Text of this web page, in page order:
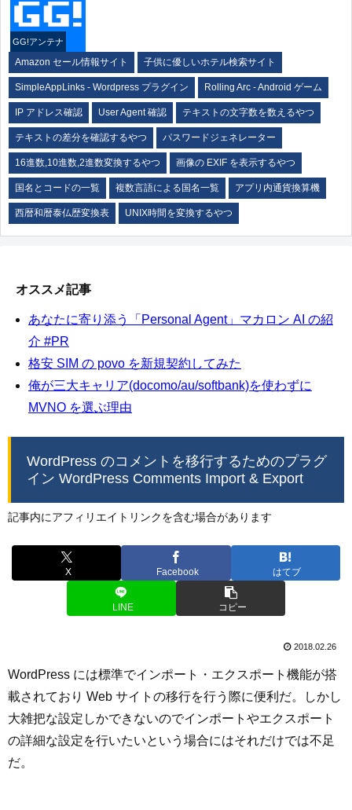
GG!アンテナ
Amazon セール情報サイト 子供に優しいホテル検索サイト
SimpleAppLinks - Wordpress プラグイン Rolling Arc - Android ゲーム
IP アドレス確認 User Agent 確認 テキストの文字数を数えるやつ
テキストの差分を確認するやつ パスワードジェネレーター
16進数,10進数,2進数変換するやつ 画像の EXIF を表示するやつ
国名とコードの一覧 複数言語による国名一覧 アプリ内通貨換算機
西暦和暦泰仏歴変換表 UNIX時間を変換するやつ
オススメ記事
あなたに寄り添う「Personal Agent」マカロン AI の紹
介 #PR
格安 SIM の povo を新規契約してみた
俺が三大キャリア(docomo/au/softbank)を使わずに
MVNO を選ぶ理由
WordPress のコメントを移行するためのプラグ
イン WordPress Comments Import & Export
記事内にアフィリエイトリンクを含む場合があります
X Facebook はてブ
LINE コピー
2018.02.26
WordPress には標準でインポート・エクスポート機能が搭
載されており Web サイトの移行を行う際に便利だ。しかし
大雑把な設定しかできないのでインポートやエクスポート
の詳細な設定を行いたいという場合にはそれだけでは不足
だ。